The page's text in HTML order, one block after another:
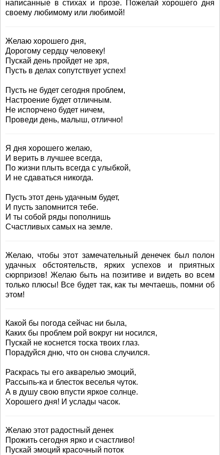
написанные в стихах и прозе. Пожелай хорошего дня
своему любимому или любимой!
Желаю хорошего дня,
Дорогому сердцу человеку!
Пускай день пройдет не зря,
Пусть в делах сопутствует успех!
Пусть не будет сегодня проблем,
Настроение будет отличным.
Не испорчено будет ничем,
Проведи день, малыш, отлично!
Я дня хорошего желаю,
И верить в лучшее всегда,
По жизни плыть всегда с улыбкой,
И не сдаваться никогда.
Пусть этот день удачным будет,
И пусть запомнится тебе.
И ты собой ряды пополнишь
Счастливых самых на земле.
Желаю, чтобы этот замечательный денечек был полон
удачных обстоятельств, ярких успехов и приятных
сюрпризов! Желаю быть на позитиве и видеть во всем
только плюсы! Все будет так, как ты мечтаешь, помни об
этом!
Какой бы погода сейчас ни была,
Каких бы проблем рой вокруг ни носился,
Пускай не коснется тоска твоих глаз.
Порадуйся дню, что он снова случился.
Раскрась ты его акварелью эмоций,
Рассыпь-ка и блесток веселья чуток.
А в душу свою впусти яркое солнце.
Хорошего дня! И услады часок.
Желаю этот радостный денек
Прожить сегодня ярко и счастливо!
Пускай эмоций красочный поток